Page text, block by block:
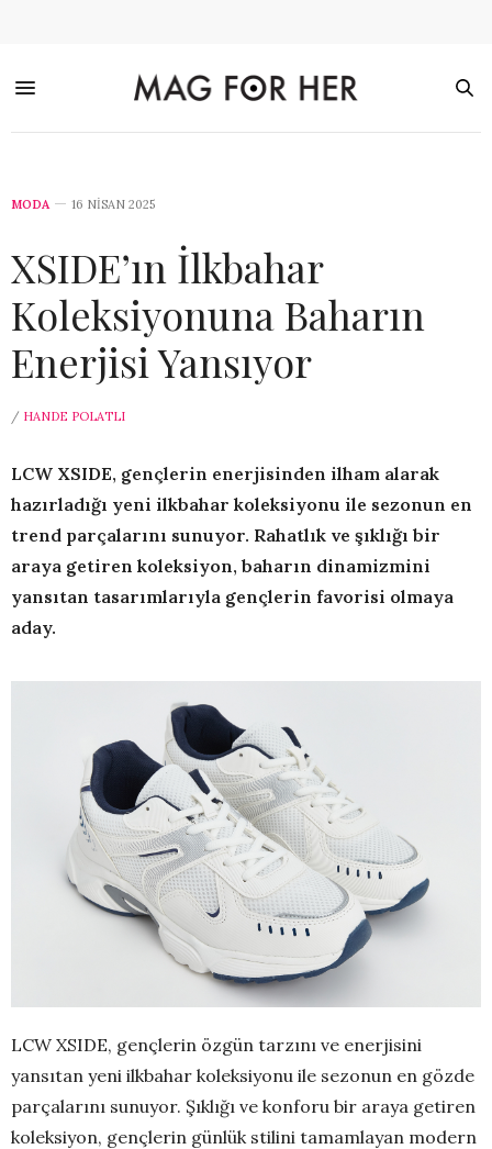
MODA 16 NISAN 2025
XSIDE’ın İlkbahar
Koleksiyonuna Baharın
Enerjisi Yansıyor
/ HANDE POLATLI
LCW XSIDE, gençlerin enerjisinden ilham alarak
hazırladığı yeni ilkbahar koleksiyonu ile sezonun en
trend parçalarını sunuyor. Rahatlık ve şıklığı bir
araya getiren koleksiyon, baharın dinamizmini
yansıtan tasarımlarıyla gençlerin favorisi olmaya
aday.
LCW XSIDE, gençlerin özgün tarzını ve enerjisini
yansıtan yeni ilkbahar koleksiyonu ile sezonun en gözde
parçalarını sunuyor. Şıklığı ve konforu bir araya getiren
koleksiyon, gençlerin günlük stilini tamamlayan modern